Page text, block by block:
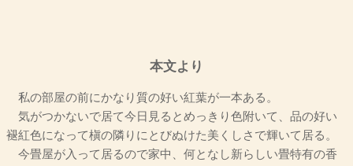
本文より
私の部屋の前にかなり質の好い紅葉が一本ある。
気がつかないで居て今日見るとめっきり色附いて、品の好い
褪紅色になって槇の隣りにとびぬけた美くしさで輝いて居る。
今畳屋が入って居るので家中、何となし新らしい畳特有の香